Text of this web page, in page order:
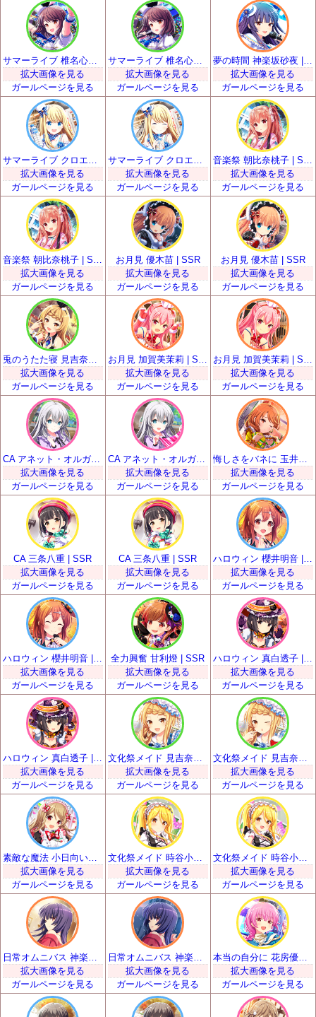
拡大画像を見る
ガールページを見る
サマーライブ 椎名心実 | SSR
拡大画像を見る
ガールページを見る
夢の時間 神楽坂砂夜 | SSR
拡大画像を見る
ガールページを見る
拡大画像を見る
ガールページを見る
拡大画像を見る
ガールページを見る
拡大画像を見る
ガールページを見る
拡大画像を見る
ガールページを見る
お月見 優木苗 | SSR
拡大画像を見る
ガールページを見る
お月見 優木苗 | SSR
拡大画像を見る
ガールページを見る
拡大画像を見る
ガールページを見る
拡大画像を見る
ガールページを見る
拡大画像を見る
ガールページを見る
CA アネット・オルガ・唐澤 | SSR
拡大画像を見る
ガールページを見る
CA アネット・オルガ・唐澤 | SSR
拡大画像を見る
ガールページを見る
悔しさをバネに 玉井麗巳 | SSR
拡大画像を見る
ガールページを見る
CA 三条八重 | SSR
拡大画像を見る
ガールページを見る
CA 三条八重 | SSR
拡大画像を見る
ガールページを見る
ハロウィン 櫻井明音 | SSR
拡大画像を見る
ガールページを見る
拡大画像を見る
ガールページを見る
全力興奮 甘利燈 | SSR
拡大画像を見る
ガールページを見る
ハロウィン 真白透子 | SSR
拡大画像を見る
ガールページを見る
拡大画像を見る
ガールページを見る
文化祭メイド 見吉奈央 | SSR
拡大画像を見る
ガールページを見る
文化祭メイド 見吉奈央 | SSR
拡大画像を見る
ガールページを見る
拡大画像を見る
ガールページを見る
文化祭メイド 時谷小瑠璃 | SSR
拡大画像を見る
ガールページを見る
文化祭メイド 時谷小瑠璃 | SSR
拡大画像を見る
ガールページを見る
拡大画像を見る
ガールページを見る
日常オムニバス 神楽坂砂夜 | SSR
拡大画像を見る
ガールページを見る
本当の自分に 花房優輝 | SSR
拡大画像を見る
ガールページを見る